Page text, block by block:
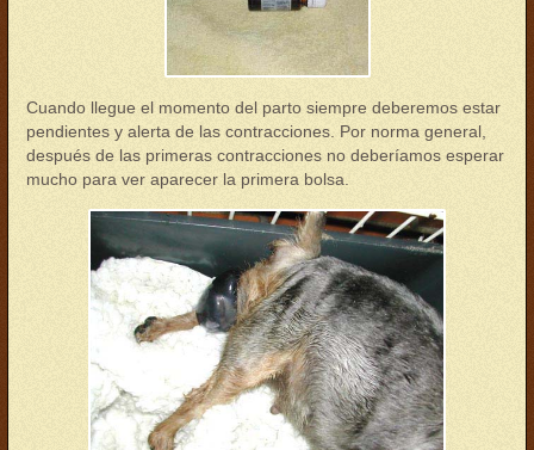
Cuando llegue el momento del parto siempre deberemos estar
pendientes y alerta de las contracciones. Por norma general,
después de las primeras contracciones no deberíamos esperar
mucho para ver aparecer la primera bolsa.
parto05.jpg